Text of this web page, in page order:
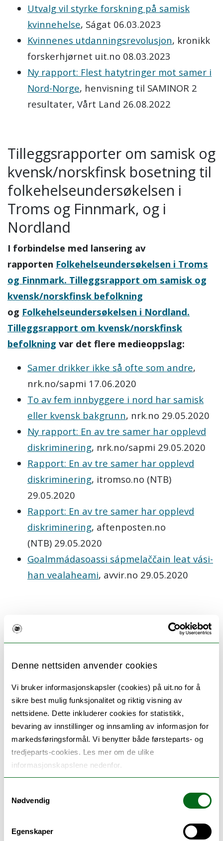
Denne nettsiden anvender cookies
Vi bruker informasjonskapsler (cookies) på uit.no for å
sikre best mulig funksjonalitet og riktig visning av
nettsidene. Dette inkluderer cookies for statistikk,
bevaring av innstillinger og innsamling av informasjon for
markedsføringsformål. Vi benytter både førsteparts- og
tredjeparts-cookies. Les mer om de ulike
informasjonskapslene nedenfor.
Nødvendig
Egenskaper
Utvalg vil styrke forskning på samisk
kvinnehelse, Ságat 06.03.2023
Kvinnenes utdanningsrevolusjon, kronikk
forskerhjørnet uit.no 08.03.2023
Ny rapport: Flest hatytringer mot samer i
Nord-Norge, henvisning til SAMINOR 2
resultater, Vårt Land 26.08.2022
Tilleggsrapporter om samisk og
kvensk/norskfinsk bosetning til
folkehelseundersøkelsen i
Troms og Finnmark, og i
Nordland
I forbindelse med lansering av
rapporten Folkehelseundersøkelsen i Troms
og Finnmark. Tilleggsrapport om samisk og
kvensk/norskfinsk befolkning
og Folkehelseundersøkelsen i Nordland.
Tilleggsrapport om kvensk/norskfinsk
befolkning var det flere medieoppslag:
Samer drikker ikke så ofte som andre,
nrk.no/sapmi 17.06.2020
To av fem innbyggere i nord har samisk
eller kvensk bakgrunn, nrk.no 29.05.2020
Ny rapport: En av tre samer har opplevd
diskriminering, nrk.no/sapmi 29.05.2020
Rapport: En av tre samer har opplevd
diskriminering, itromso.no (NTB)
29.05.2020
Rapport: En av tre samer har opplevd
diskriminering, aftenposten.no
(NTB) 29.05.2020
Goalmmádas­oassi sápme­laččain leat vási­
han veala­heami, avvir.no 29.05.2020
Vold og overgrep
Vold og overgrep i samiske samfunn har
vært et aktuelt tema de siste årene. Data
hentet fraSAMINOR 2, trinn 1 –
spørreskjemaundersøkelsen som er
innsamlet av Senter for samisk
helseforskning. Her er lenker til noen av
sakene:
Dobbelt så utsatt for vold, intervju med
Ann Ragnhild Broderstad, Klassekampen
Økning av vold i nære relasjoner siste ti